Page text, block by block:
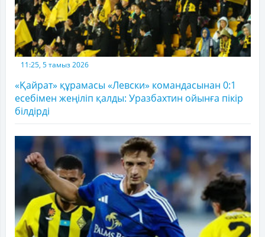
11:25, 5 тамыз 2026
«Қайрат» құрамасы «Левски» командасынан 0:1
есебімен жеңіліп қалды: Уразбахтин ойынға пікір
білдірді